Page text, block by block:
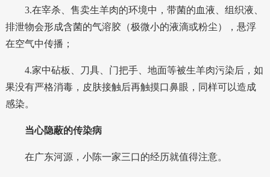
3.在宰杀、售卖生羊肉的环境中，带菌的血液、组织液、
排泄物会形成含菌的气溶胶（极微小的液滴或粉尘），悬浮
在空气中传播；
4.家中砧板、刀具、门把手、地面等被生羊肉污染后，如
果没有严格消毒，皮肤接触后再触摸口鼻眼，同样可以造成
感染。
当心隐蔽的传染病
在广东河源，小陈一家三口的经历就值得注意。